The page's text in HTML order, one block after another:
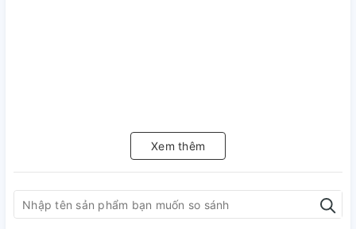
Xem thêm